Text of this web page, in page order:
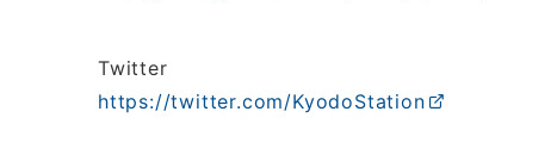
Twitter
https://twitter.com/KyodoStation